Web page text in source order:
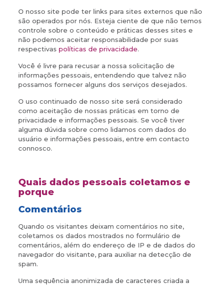
O nosso site pode ter links para sites externos que não
são operados por nós. Esteja ciente de que não temos
controle sobre o conteúdo e práticas desses sites e
não podemos aceitar responsabilidade por suas
respectivas políticas de privacidade.
Você é livre para recusar a nossa solicitação de
informações pessoais, entendendo que talvez não
possamos fornecer alguns dos serviços desejados.
O uso continuado de nosso site será considerado
como aceitação de nossas práticas em torno de
privacidade e informações pessoais. Se você tiver
alguma dúvida sobre como lidamos com dados do
usuário e informações pessoais, entre em contacto
connosco.
Quais dados pessoais coletamos e
porque
Comentários
Quando os visitantes deixam comentários no site,
coletamos os dados mostrados no formulário de
comentários, além do endereço de IP e de dados do
navegador do visitante, para auxiliar na detecção de
spam.
Uma sequência anonimizada de caracteres criada a